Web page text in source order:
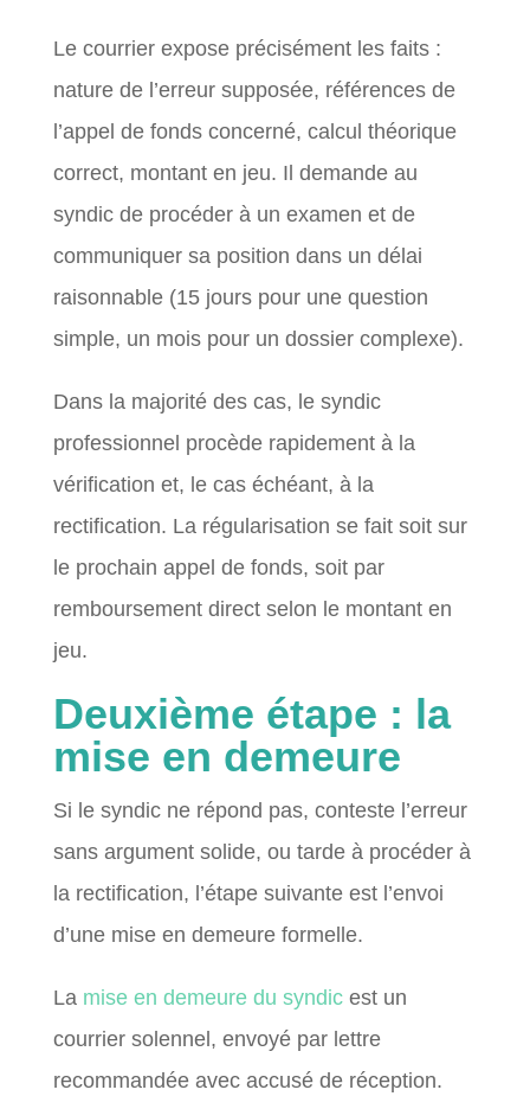
Le courrier expose précisément les faits :
nature de l’erreur supposée, références de
l’appel de fonds concerné, calcul théorique
correct, montant en jeu. Il demande au
syndic de procéder à un examen et de
communiquer sa position dans un délai
raisonnable (15 jours pour une question
simple, un mois pour un dossier complexe).
Dans la majorité des cas, le syndic
professionnel procède rapidement à la
vérification et, le cas échéant, à la
rectification. La régularisation se fait soit sur
le prochain appel de fonds, soit par
remboursement direct selon le montant en
jeu.
Deuxième étape : la
mise en demeure
Si le syndic ne répond pas, conteste l’erreur
sans argument solide, ou tarde à procéder à
la rectification, l’étape suivante est l’envoi
d’une mise en demeure formelle.
La mise en demeure du syndicest un
courrier solennel, envoyé par lettre
recommandée avec accusé de réception.